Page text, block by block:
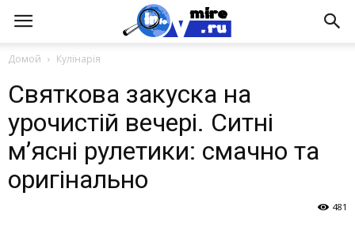
Домой Кулінарія
Святкова закуска на
урочистій вечері. Ситні
м’ясні рулетики: смачно та
оригінально
481